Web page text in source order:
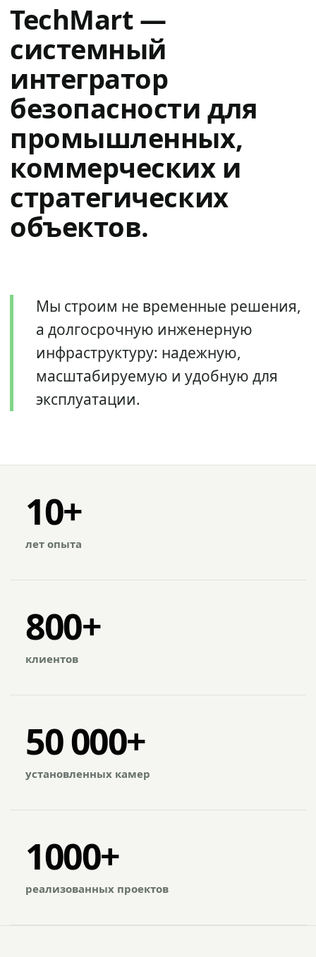
TechMart —
системный
интегратор
безопасности для
промышленных,
коммерческих и
стратегических
объектов.
Мы строим не временные решения,
а долгосрочную инженерную
инфраструктуру: надежную,
масштабируемую и удобную для
эксплуатации.
10+
лет опыта
800+
клиентов
50 000+
установленных камер
1000+
реализованных проектов